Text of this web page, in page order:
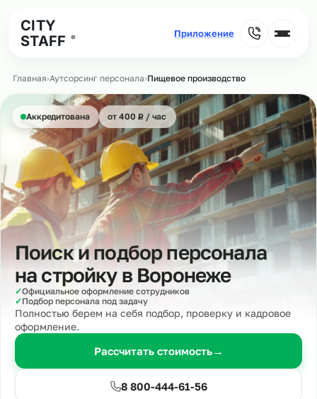
CITY
STAFF
®
Главная›Аутсорсинг персонала›Пищевое производство
Аккредитована от 400 ₽
Р/ час
Поиск и подбор персонала
на стройку в Воронеже
✓Официальное оформление сотрудников
✓Подбор персонала под задачу
Полностью берем на себя подбор, проверку и кадровое
оформление.
Рассчитать стоимость→
8 800-444-61-56